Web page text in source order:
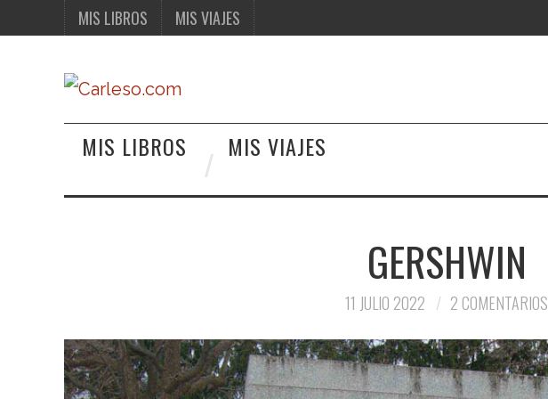
MIS LIBROS MIS VIAJES
MIS LIBROS MIS VIAJES
GERSHWIN
11 JULIO 2022 2 COMENTARIOS